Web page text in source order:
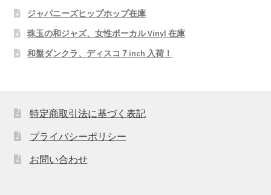
ジャパニーズヒップホップ在庫
珠玉の和ジャズ、女性ボーカル Vinyl 在庫
和盤ダンクラ、ディスコ７inch 入荷！
特定商取引法に基づく表記
プライバシーポリシー
お問い合わせ